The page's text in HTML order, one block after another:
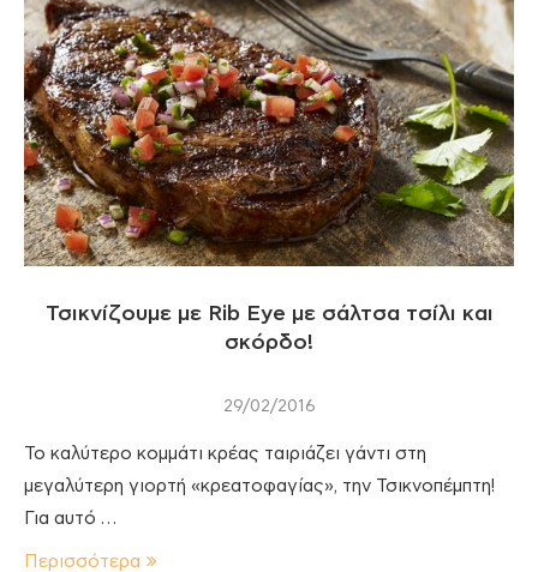
Τσικνίζουμε με Rib Eye με σάλτσα τσίλι και
σκόρδο!
29/02/2016
Το καλύτερο κομμάτι κρέας ταιριάζει γάντι στη
μεγαλύτερη γιορτή «κρεατοφαγίας», την Τσικνοπέμπτη!
Για αυτό …
Περισσότερα